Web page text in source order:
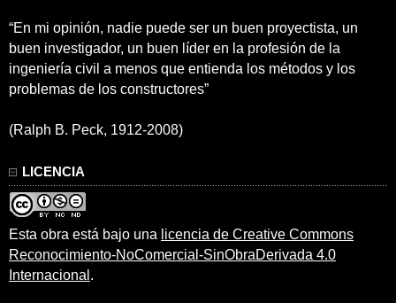
“En mi opinión, nadie puede ser un buen proyectista, un
buen investigador, un buen líder en la profesión de la
ingeniería civil a menos que entienda los métodos y los
problemas de los constructores”
(Ralph B. Peck, 1912-2008)
LICENCIA
Esta obra está bajo una licencia de Creative Commons
Reconocimiento-NoComercial-SinObraDerivada 4.0
Internacional .